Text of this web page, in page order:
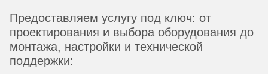
Предоставляем услугу под ключ: от
проектирования и выбора оборудования до
монтажа, настройки и технической
поддержки: